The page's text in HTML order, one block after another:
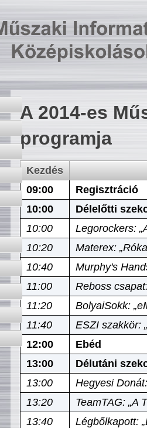
A 2014-es
programja
Kezdés
09:00
Regisztráció
10:00
Délelőtti
10:00
Legorockers:
10:20
Materex:
10:40
Murphy's
11:00
Reboss
11:20
BolyaiSokk:
11:40
ESZI szakkör:
12:00
Ebéd
13:00
Délutáni
13:00
Hegyesi
13:20
TeamTAG: „A
13:40
Légbőlkapott: